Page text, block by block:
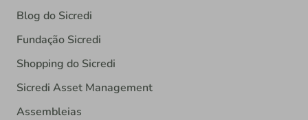
Blog do Sicredi
Fundação Sicredi
Shopping do Sicredi
Sicredi Asset Management
Assembleias